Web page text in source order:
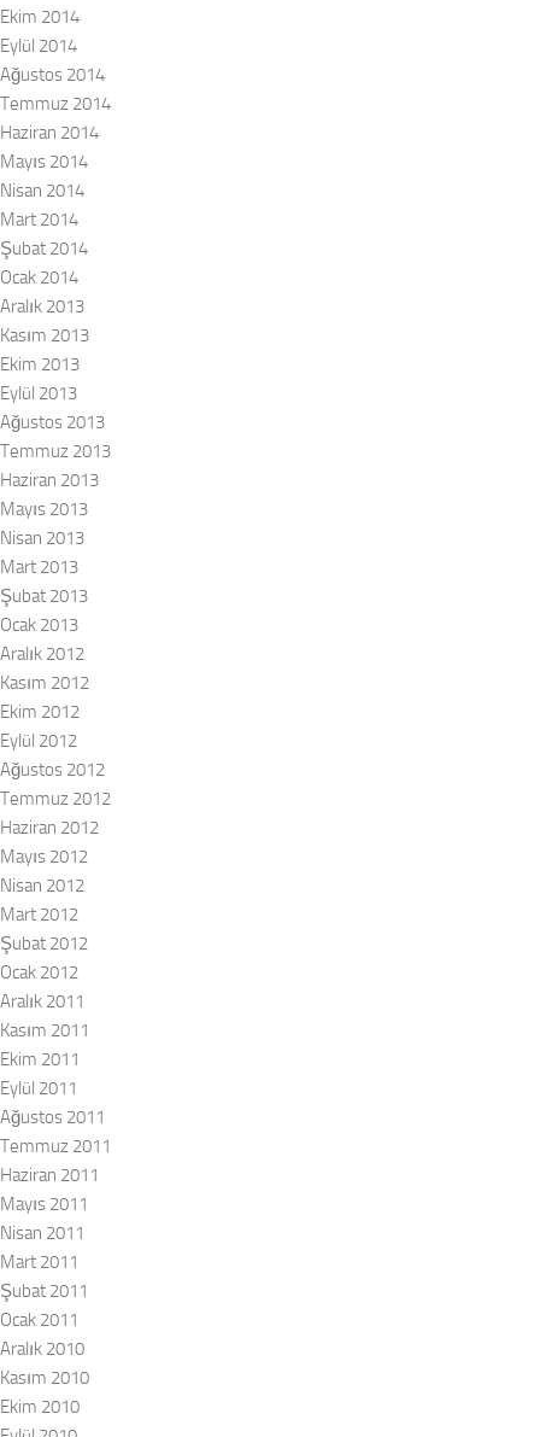
Ekim 2014
Eylül 2014
Ağustos 2014
Temmuz 2014
Haziran 2014
Mayıs 2014
Nisan 2014
Mart 2014
Şubat 2014
Ocak 2014
Aralık 2013
Kasım 2013
Ekim 2013
Eylül 2013
Ağustos 2013
Temmuz 2013
Haziran 2013
Mayıs 2013
Nisan 2013
Mart 2013
Şubat 2013
Ocak 2013
Aralık 2012
Kasım 2012
Ekim 2012
Eylül 2012
Ağustos 2012
Temmuz 2012
Haziran 2012
Mayıs 2012
Nisan 2012
Mart 2012
Şubat 2012
Ocak 2012
Aralık 2011
Kasım 2011
Ekim 2011
Eylül 2011
Ağustos 2011
Temmuz 2011
Haziran 2011
Mayıs 2011
Nisan 2011
Mart 2011
Şubat 2011
Ocak 2011
Aralık 2010
Kasım 2010
Ekim 2010